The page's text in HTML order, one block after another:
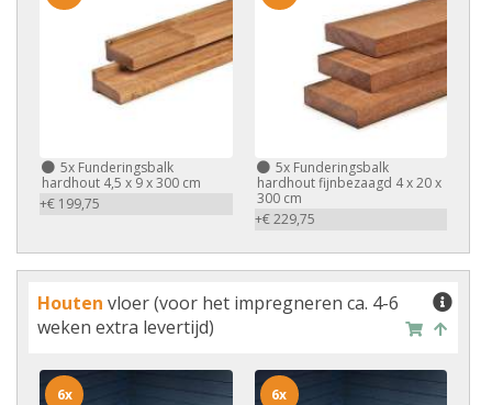
5x Funderingsbalk
hardhout 4,5 x 9 x 300 cm
+€ 199,75
5xFunderingsbalk
hardhout fijnbezaagd 4 x 20 x
300 cm
+€ 229,75
Houten vloer (voor het impregneren ca. 4-6
weken extra levertijd)
6x 6x